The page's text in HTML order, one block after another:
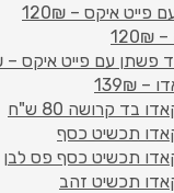
– 120₪
פייט איקס – 120₪
80 ש"ח
כסף
כסף פס לבן
זהב